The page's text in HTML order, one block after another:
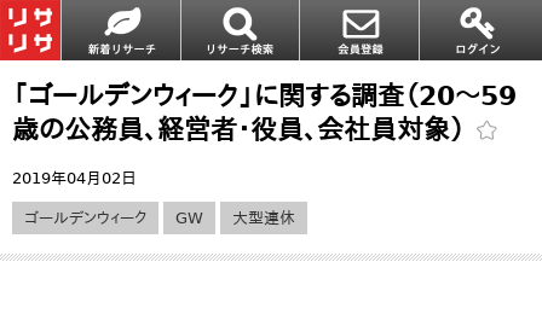
「ゴールデンウィーク」に関する調査（20～59
歳の公務員、経営者・役員、会社員対象）
2019年04月02日
ゴールデンウィーク GW 大型連休